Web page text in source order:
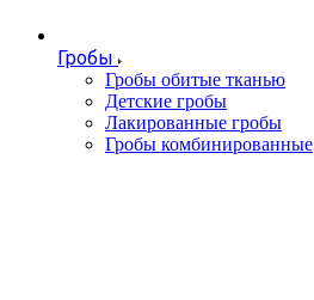
Гробы
Гробы обитые тканью
Детские гробы
Лакированные гробы
Гробы комбинированные